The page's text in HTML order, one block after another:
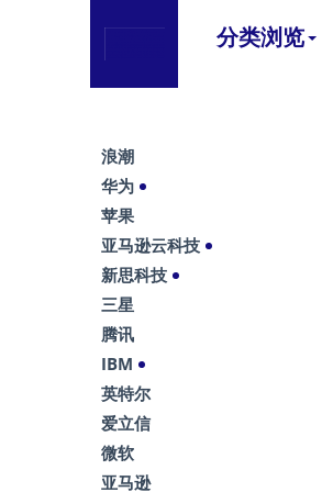
分类浏览
浪潮
华为
苹果
亚马逊云科技
新思科技
三星
腾讯
IBM
英特尔
爱立信
微软
亚马逊